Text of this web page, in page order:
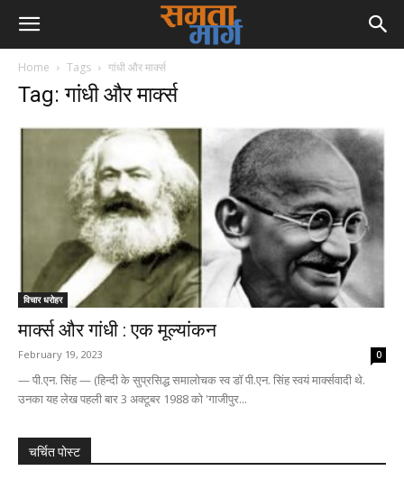
Home Tags गांधी और मार्क्स
Tag: गांधी और मार्क्स
विचार धरोहर
मार्क्स और गांधी : एक मूल्यांकन
February 19, 2023 0
— पी.एन. सिंह — (हिन्दी के सुप्रसिद्ध समालोचक स्व डॉ पी.एन. सिंह स्वयं मार्क्सवादी थे.
उनका यह लेख पहली बार 3 अक्टूबर 1988 को 'गाजीपुर...
चर्चित पोस्ट